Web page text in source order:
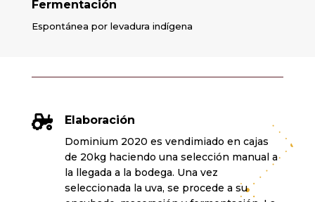
Fermentación
Espontánea por levadura indígena
 Elaboración
Dominium 2020 es vendimiado en cajas
de 20kg haciendo una selección manual a
la llegada a la bodega. Una vez
seleccionada la uva, se procede a su